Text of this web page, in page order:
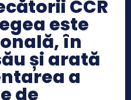
CCR
este
în
și arată
a
de